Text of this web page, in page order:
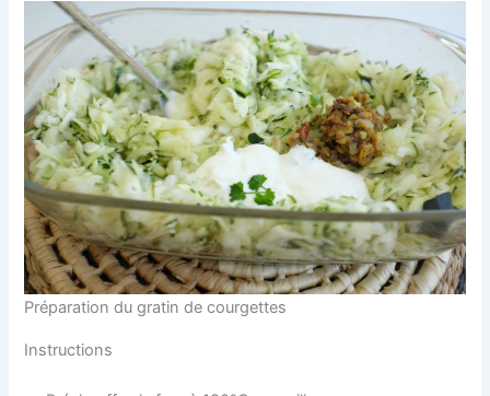
Préparation du gratin de courgettes
Instructions